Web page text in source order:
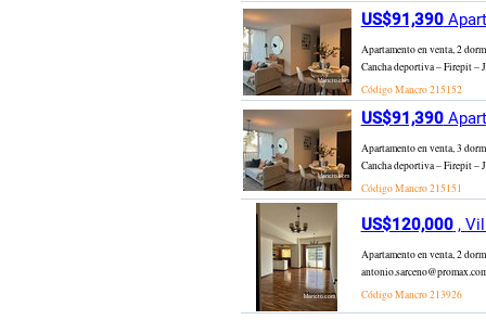
US$91,390
Apartamento en venta, 2
Cancha deportiva – Firepit –
Código Mancro215152
US$91,390
Apartamento en venta, 3
Cancha deportiva – Firepit –
Código Mancro215151
US$120,000,
Apartamento en venta, 2
Código Mancro213926